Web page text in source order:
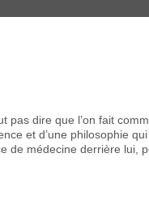
pas dire que l’on fait
et d’une philosophie qui
de médecine derrière lui,